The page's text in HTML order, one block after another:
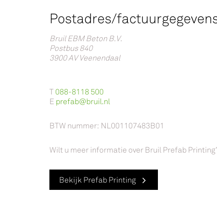
Postadres/
Bruil EBM Beton B.V.
Postbus 840
3900 AV Veenendaal
T 088-8118 500
E prefab@bruil.nl
BTW nummer: NL001107483B01
Wilt u meer informatie over Bruil Prefab
Bekijk Prefab Printing